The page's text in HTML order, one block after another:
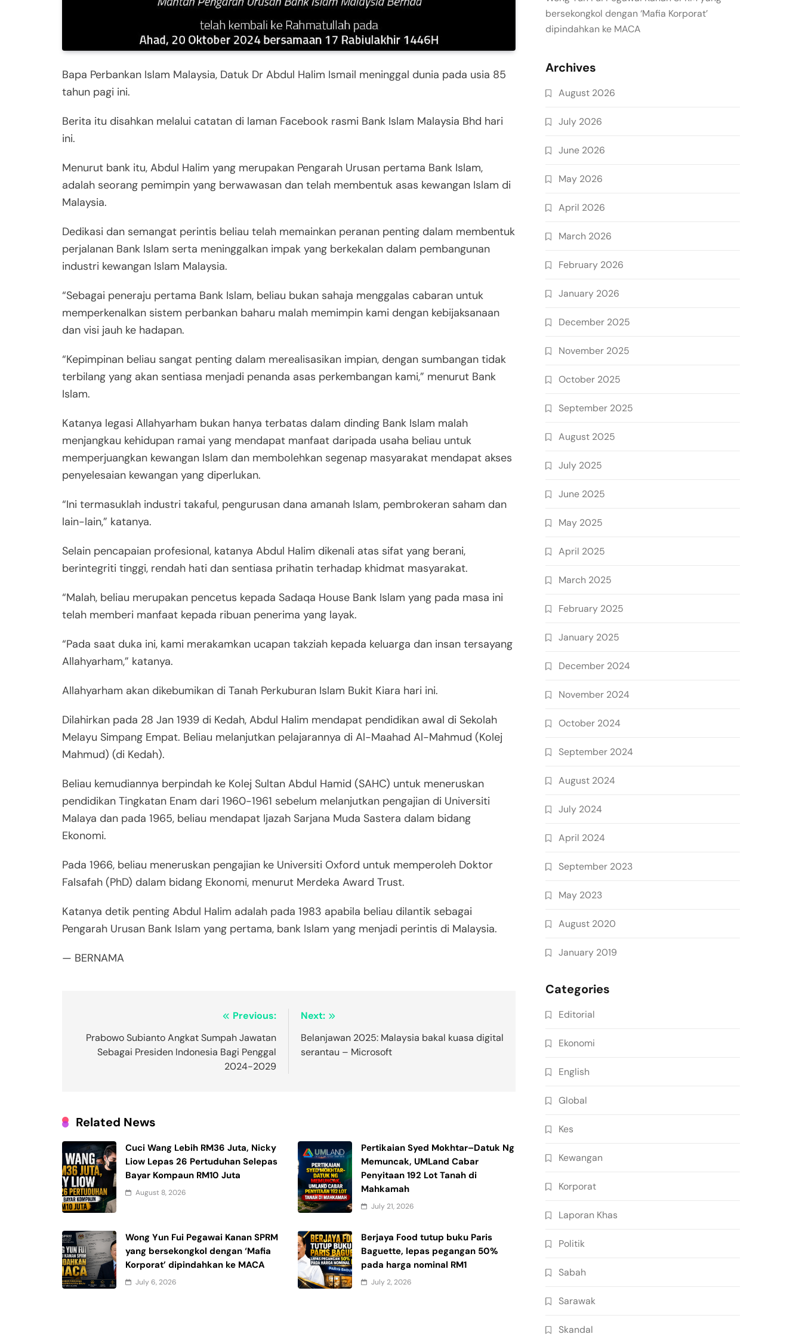
Bapa Perbankan Islam Malaysia, Datuk Dr Abdul Halim Ismail meninggal dunia pada usia 85
tahun pagi ini.
Berita itu disahkan melalui catatan di laman Facebook rasmi Bank Islam Malaysia Bhd hari
ini.
Menurut bank itu, Abdul Halim yang merupakan Pengarah Urusan pertama Bank Islam,
adalah seorang pemimpin yang berwawasan dan telah membentuk asas kewangan Islam di
Malaysia.
Dedikasi dan semangat perintis beliau telah memainkan peranan penting dalam membentuk
perjalanan Bank Islam serta meninggalkan impak yang berkekalan dalam pembangunan
industri kewangan Islam Malaysia.
“Sebagai peneraju pertama Bank Islam, beliau bukan sahaja menggalas cabaran untuk
memperkenalkan sistem perbankan baharu malah memimpin kami dengan kebijaksanaan
dan visi jauh ke hadapan.
“Kepimpinan beliau sangat penting dalam merealisasikan impian, dengan sumbangan tidak
terbilang yang akan sentiasa menjadi penanda asas perkembangan kami,” menurut Bank
Islam.
Katanya legasi Allahyarham bukan hanya terbatas dalam dinding Bank Islam malah
menjangkau kehidupan ramai yang mendapat manfaat daripada usaha beliau untuk
memperjuangkan kewangan Islam dan membolehkan segenap masyarakat mendapat akses
penyelesaian kewangan yang diperlukan.
“Ini termasuklah industri takaful, pengurusan dana amanah Islam, pembrokeran saham dan
lain-lain,” katanya.
Selain pencapaian profesional, katanya Abdul Halim dikenali atas sifat yang berani,
berintegriti tinggi, rendah hati dan sentiasa prihatin terhadap khidmat masyarakat.
“Malah, beliau merupakan pencetus kepada Sadaqa House Bank Islam yang pada masa ini
telah memberi manfaat kepada ribuan penerima yang layak.
“Pada saat duka ini, kami merakamkan ucapan takziah kepada keluarga dan insan tersayang
Allahyarham,” katanya.
Allahyarham akan dikebumikan di Tanah Perkuburan Islam Bukit Kiara hari ini.
Dilahirkan pada 28 Jan 1939 di Kedah, Abdul Halim mendapat pendidikan awal di Sekolah
Melayu Simpang Empat. Beliau melanjutkan pelajarannya di Al-Maahad Al-Mahmud (Kolej
Mahmud) (di Kedah).
Beliau kemudiannya berpindah ke Kolej Sultan Abdul Hamid (SAHC) untuk meneruskan
pendidikan Tingkatan Enam dari 1960-1961 sebelum melanjutkan pengajian di Universiti
Malaya dan pada 1965, beliau mendapat Ijazah Sarjana Muda Sastera dalam bidang
Ekonomi.
Pada 1966, beliau meneruskan pengajian ke Universiti Oxford untuk memperoleh Doktor
Falsafah (PhD) dalam bidang Ekonomi, menurut Merdeka Award Trust.
Katanya detik penting Abdul Halim adalah pada 1983 apabila beliau dilantik sebagai
Pengarah Urusan Bank Islam yang pertama, bank Islam yang menjadi perintis di Malaysia.
— BERNAMA
navigation
Previous:
Prabowo Subianto Angkat Sumpah Jawatan
Sebagai Presiden Indonesia Bagi Penggal
2024-2029
Next:
Belanjawan 2025: Malaysia bakal kuasa digital
serantau – Microsoft
Related News
Cuci Wang Lebih RM36 Juta, Nicky
Liow Lepas 26 Pertuduhan Selepas
Bayar Kompaun RM10 Juta
August 8, 2026
Pertikaian Syed Mokhtar–Datuk Ng
Memuncak, UMLand Cabar
Penyitaan 192 Lot Tanah di
Mahkamah
July 21, 2026
Wong Yun Fui Pegawai Kanan SPRM
yang bersekongkol dengan ‘Mafia
Korporat’ dipindahkan ke MACA
July 6, 2026
Berjaya Food tutup buku Paris
Baguette, lepas pegangan 50%
pada harga nominal RM1
July 2, 2026
bersekongkol dengan ‘Mafia Korporat’
dipindahkan ke MACA
Archives
August 2026
July 2026
June 2026
May 2026
April 2026
March 2026
February 2026
January 2026
December 2025
November 2025
October 2025
September 2025
August 2025
July 2025
June 2025
May 2025
April 2025
March 2025
February 2025
January 2025
December 2024
November 2024
October 2024
September 2024
August 2024
July 2024
April 2024
September 2023
May 2023
August 2020
January 2019
Categories
Editorial
Ekonomi
English
Global
Kes
Kewangan
Korporat
Laporan Khas
Politik
Sabah
Sarawak
Skandal